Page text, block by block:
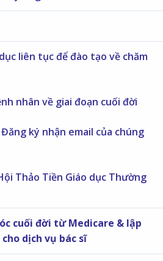
liên tục để đào tạo về chăm
nhân về giai đoạn cuối đời
ký nhận email của chúng
Thảo Tiền Giáo dục Thường
cuối đời từ Medicare & lập
dịch vụ bác sĩ